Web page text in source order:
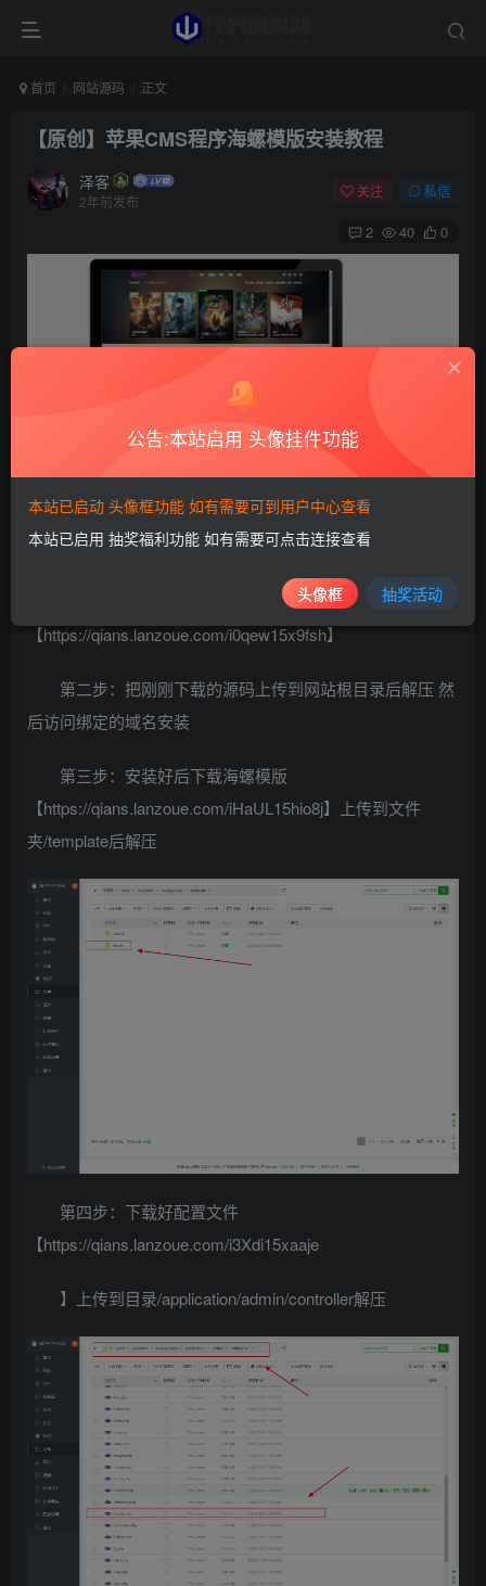
首页 网站源码 正文
【原创】苹果CMS程序海螺模版安装教程
泽客
2年前发布
关注 私信
2 40 0
苹果CMS新安装海螺模版教程
【https://qians.lanzoue.com/i0qew15x9fsh】
第二步：把刚刚下载的源码上传到网站根目录后解压 然
后访问绑定的域名安装
第三步：安装好后下载海螺模版
【https://qians.lanzoue.com/iHaUL15hio8j】上传到文件
夹/template后解压
第四步：下载好配置文件
【https://qians.lanzoue.com/i3Xdi15xaaje
】上传到目录/application/admin/controller解压
公告:本站启用 头像挂件功能
本站已启动 头像框功能 如有需要可到用户中心查看
本站已启用 抽奖福利功能 如有需要可点击连接查看
头像框 抽奖活动